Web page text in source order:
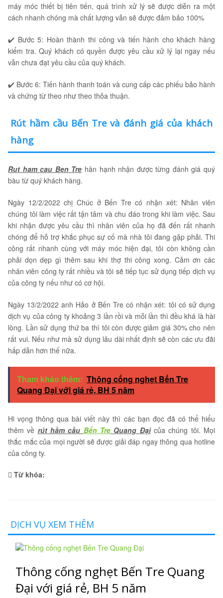
máy móc thiết bị tiên tiến, quá trình xử lý sẽ được diễn ra một
cách nhanh chóng mà chất lượng vẫn sẽ được đảm bảo 100%
✔️ Bước 5: Hoàn thành thi công và tiến hành cho khách hàng
kiểm tra. Quý khách có quyền được yêu cầu xử lý lại ngay nếu
vẫn chưa đạt yêu cầu của quý khách.
✔️ Bước 6: Tiến hành thanh toán và cung cấp các phiếu bảo hành
và chứng từ theo như theo thỏa thuận.
Rút hầm cầu Bến Tre và đánh giá của khách
hàng
Rut ham cau Ben Tre hân hạnh nhận được từng đánh giá quý
bàu từ quý khách hàng.
Ngày 12/2/2022 chị Chúc ở Bến Tre có nhận xét: Nhân viên
chúng tôi làm việc rất tận tâm và chu đáo trong khi làm việc. Sau
khi nhận được yêu cầu thì nhân viên của họ đã đến rất nhanh
chóng để hỗ trợ khắc phục sự cố mà nhà tôi đang gặp phải. Thi
công rất nhanh cùng với máy móc hiện đại, tôi còn không cần
phải dọn dẹp gì thêm sau khi thợ thi công xong. Cảm ơn các
nhân viên công ty rất nhiều và tôi sẽ tiếp tục sử dụng tiếp dịch vụ
của công ty nếu như có cơ hội.
Ngày 13/2/2022 anh Hảo ở Bến Tre có nhận xét: tôi có sử dụng
dịch vụ của công ty khoảng 3 lần rồi và mỗi lần thì đều khá là hài
lòng. Lần sử dụng thứ ba thì tôi còn được giảm giá 30% cho nên
rất vui. Nếu như mà sử dụng lâu dài nhất định sẽ còn các ưu đãi
hấp dẫn hơn thế nữa.
Tham khảo thêm: Thông cống nghẹt Bến Tre
Quang Đại với giá rẻ, BH 5 năm
Hi vọng thông qua bài viết này thì các bạn đọc đã có thể hiểu
thêm về rút hầm cầu Bến Tre Quang Đạicủa chúng tôi. Mọi
thắc mắc của mọi người sẽ được giải đáp ngay thông qua hotline
của công ty.
Từ khóa:
DỊCH VỤ XEM THÊM
Thông cống nghẹt Bến Tre Quang
Đại với giá rẻ, BH 5 năm